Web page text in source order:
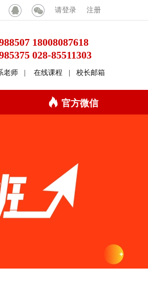
请登录 注册
18008087618
028-85511303
老师 在线课程 校长邮箱
官方微信